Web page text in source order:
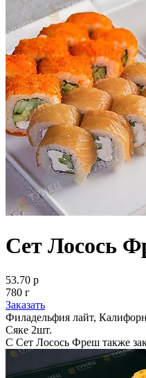
Сет Лосось
53.70 р
780 г
Заказать
Филадельфия лайт,
Сяке 2шт.
С Сет Лосось Фреш также